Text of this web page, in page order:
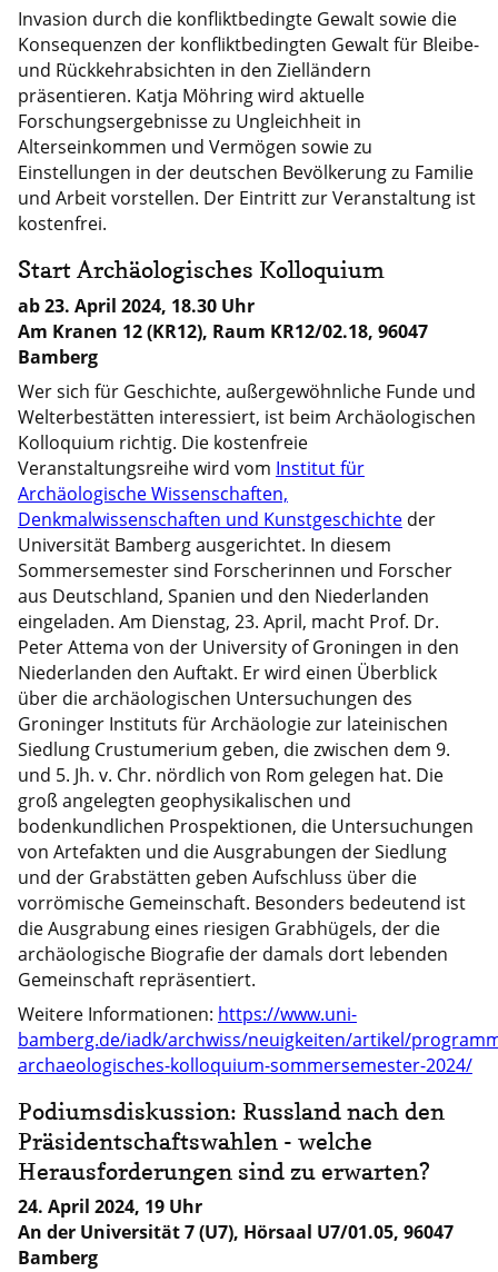
Invasion durch die konfliktbedingte Gewalt sowie die
Konsequenzen der konfliktbedingten Gewalt für Bleibe-
und Rückkehrabsichten in den Zielländern
präsentieren. Katja Möhring wird aktuelle
Forschungsergebnisse zu Ungleichheit in
Alterseinkommen und Vermögen sowie zu
Einstellungen in der deutschen Bevölkerung zu Familie
und Arbeit vorstellen. Der Eintritt zur Veranstaltung ist
kostenfrei.
Start Archäologisches Kolloquium
ab 23. April 2024, 18.30 Uhr
Am Kranen 12 (KR12), Raum KR12/02.18, 96047
Bamberg
Wer sich für Geschichte, außergewöhnliche Funde und
Welterbestätten interessiert, ist beim Archäologischen
Kolloquium richtig. Die kostenfreie
Veranstaltungsreihe wird vom Institut für
Archäologische Wissenschaften,
Denkmalwissenschaften und Kunstgeschichteder
Universität Bamberg ausgerichtet. In diesem
Sommersemester sind Forscherinnen und Forscher
aus Deutschland, Spanien und den Niederlanden
eingeladen. Am Dienstag, 23. April, macht Prof. Dr.
Peter Attema von der University of Groningen in den
Niederlanden den Auftakt. Er wird einen Überblick
über die archäologischen Untersuchungen des
Groninger Instituts für Archäologie zur lateinischen
Siedlung Crustumerium geben, die zwischen dem 9.
und 5. Jh. v. Chr. nördlich von Rom gelegen hat. Die
groß angelegten geophysikalischen und
bodenkundlichen Prospektionen, die Untersuchungen
von Artefakten und die Ausgrabungen der Siedlung
und der Grabstätten geben Aufschluss über die
vorrömische Gemeinschaft. Besonders bedeutend ist
die Ausgrabung eines riesigen Grabhügels, der die
archäologische Biografie der damals dort lebenden
Gemeinschaft repräsentiert.
Weitere Informationen: https://www.uni-
bamberg.de/iadk/archwiss/neuigkeiten/artikel/
archaeologisches-kolloquium-sommersemester-2024/
Podiumsdiskussion: Russland nach den
Präsidentschaftswahlen - welche
Herausforderungen sind zu erwarten?
24. April 2024, 19 Uhr
An der Universität 7 (U7), Hörsaal U7/01.05, 96047
Bamberg